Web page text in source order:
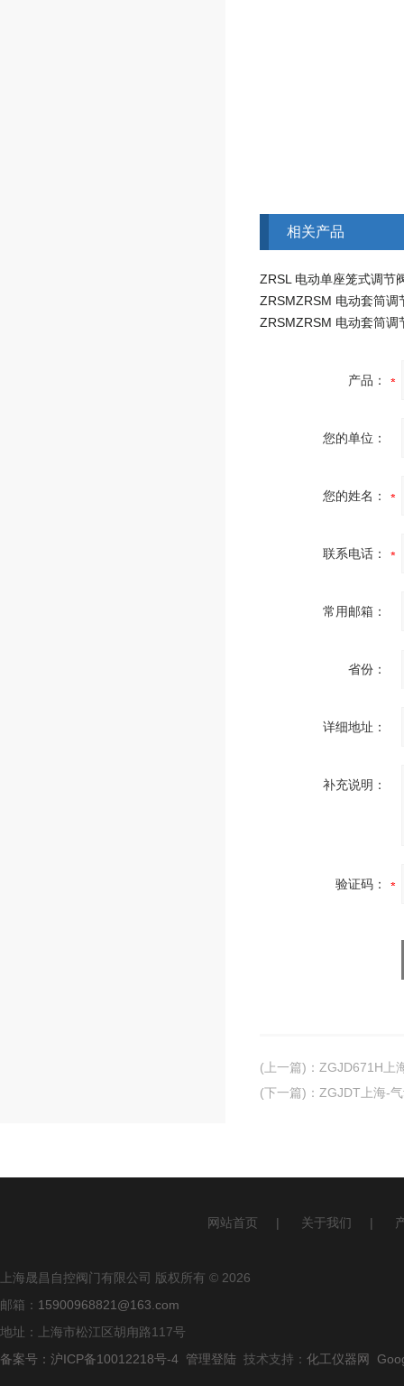
相关产品
产品：
您的单位：
您的姓名：
联系电话：
常用邮箱：
省份：
详细地址：
补充说明：
验证码：
(上一篇) ： ZGJD671H上
(下一篇) ： ZGJDT上海-
网站首页 | 关于我们 |
上海晟昌自控阀门有限公司 版权所有 © 2026
邮箱： 15900968821@163.com
地址：上海市松江区胡甪路117号
备案号：沪ICP备10012218号-4 管理登陆 技术支持： 化工仪器网